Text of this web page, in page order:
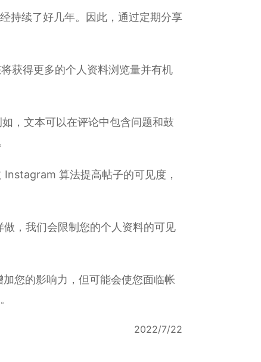
持续了好几年。因此，通过定期分享
获得更多的个人资料浏览量并有机
，文本可以在评论中包含问题和鼓
算法提高帖子的可见度，
做，我们会限制您的个人资料的可见
您的影响力，但可能会使您面临帐
2022/7/22